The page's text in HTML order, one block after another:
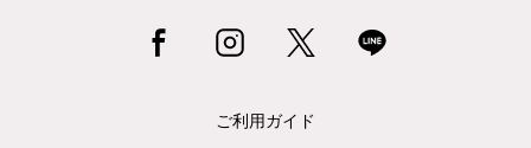
ご利用ガイド